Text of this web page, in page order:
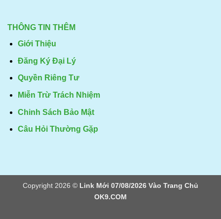
THÔNG TIN THÊM
Giới Thiệu
Đăng Ký Đại Lý
Quyền Riêng Tư
Miễn Trừ Trách Nhiệm
Chinh Sách Bảo Mật
Câu Hỏi Thường Gặp
Copyright 2026 © Link Mới 07/08/2026 Vào Trang Chủ
OK9.COM